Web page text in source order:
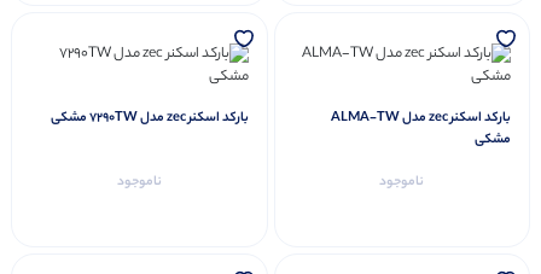
بارکد اسکنر zec مدل ALMA-TW
مشکی
ناموجود
بارکد اسکنر zec مدل 7290TW مشکی
ناموجود